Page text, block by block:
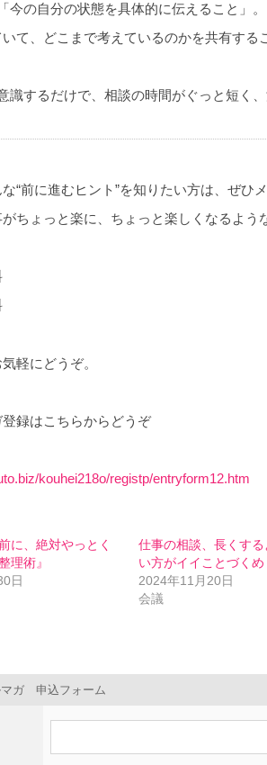
今の自分の状態を具体的に伝えること」。
て、どこまで考えているのかを共有する
識するだけで、相談の時間がぐっと短く
“前に進むヒント”を知りたい方は、ぜひ
ちょっと楽に、ちょっと楽しくなるよう
軽にどうぞ。
録はこちらからどうぞ
kouhei218o/registp/entryform12.htm
に、絶対やっとく
理術』
日
仕事の相談、長くする
い方がイイことづくめ
2024年11月20日
会議
マガ 申込フォーム